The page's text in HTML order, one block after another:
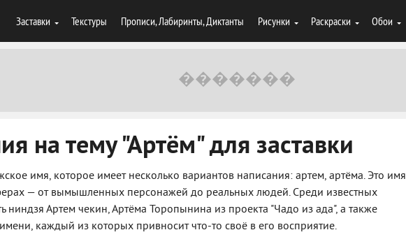
Заставки Текстуры Прописи, Лабиринты, Диктанты Рисунки Раскраски Обои
на тему "Артём" для заставки
имя, которое имеет несколько вариантов написания: артем, артёма. Это имя
— от вымышленных персонажей до реальных людей. Среди известных
ниндзя Артем чекин, Артёма Торопынина из проекта "Чадо из ада", а также
каждый из которых привносит что-то своё в его восприятие.